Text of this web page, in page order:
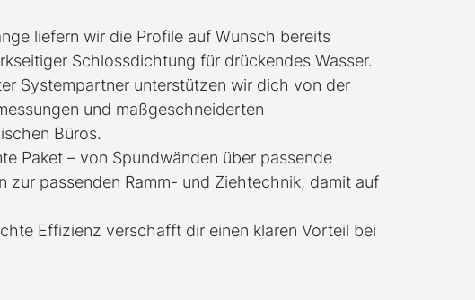
liefern wir die Profile auf Wunsch bereits
Schlossdichtung für drückendes Wasser.
Systempartner unterstützen wir dich von der
und maßgeschneiderten
Büros.
Paket – von Spundwänden über passende
zur passenden Ramm- und Ziehtechnik, damit auf
Effizienz verschafft dir einen klaren Vorteil bei